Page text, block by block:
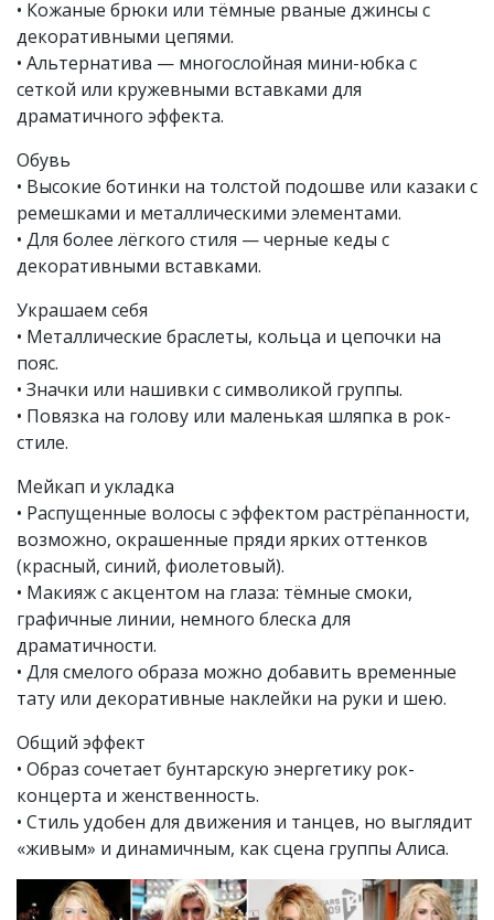
• Кожаные брюки или тёмные рваные джинсы с
декоративными цепями.
• Альтернатива — многослойная мини-юбка с
сеткой или кружевными вставками для
драматичного эффекта.
Обувь
• Высокие ботинки на толстой подошве или казаки с
ремешками и металлическими элементами.
• Для более лёгкого стиля — черные кеды с
декоративными вставками.
Украшаем себя
• Металлические браслеты, кольца и цепочки на
пояс.
• Значки или нашивки с символикой группы.
• Повязка на голову или маленькая шляпка в рок-
стиле.
Мейкап и укладка
• Распущенные волосы с эффектом растрёпанности,
возможно, окрашенные пряди ярких оттенков
(красный, синий, фиолетовый).
• Макияж с акцентом на глаза: тёмные смоки,
графичные линии, немного блеска для
драматичности.
• Для смелого образа можно добавить временные
тату или декоративные наклейки на руки и шею.
Общий эффект
• Образ сочетает бунтарскую энергетику рок-
концерта и женственность.
• Стиль удобен для движения и танцев, но выглядит
«живым» и динамичным, как сцена группы Алиса.